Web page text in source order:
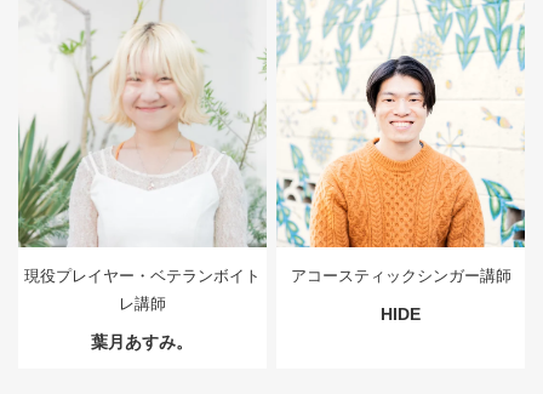
現役プレイヤー・ベテランボイト
レ講師
葉月あすみ。
アコースティックシンガー講師
HIDE